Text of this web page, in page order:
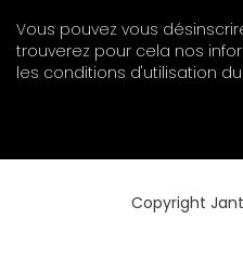
Vous pouvez vous
trouverez pour cela nos
les conditions d'utilisation
Copyright